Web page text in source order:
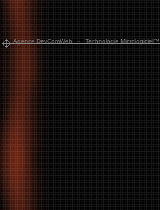
Agence DevComWeb-Technologie Micrologiciel™